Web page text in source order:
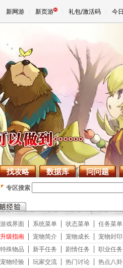
新网游 新页游 礼包/激活码 今
找攻略 数据库 问问题